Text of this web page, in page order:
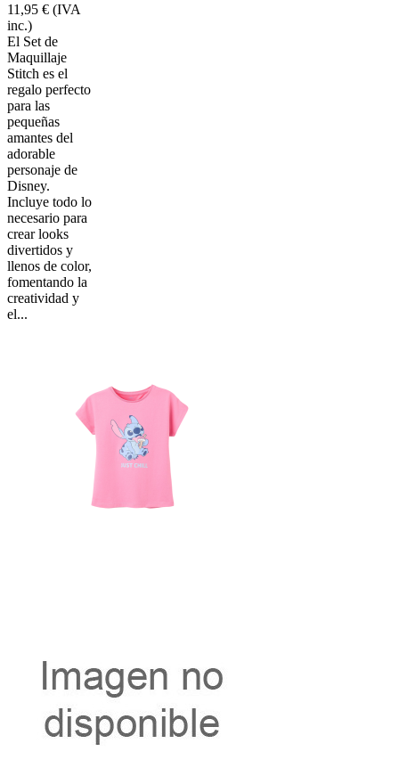
11,95 € (IVA
inc.)
El Set de
Maquillaje
Stitch es el
regalo perfecto
para las
pequeñas
amantes del
adorable
personaje de
Disney.
Incluye todo lo
necesario para
crear looks
divertidos y
llenos de color,
fomentando la
creatividad y
el...